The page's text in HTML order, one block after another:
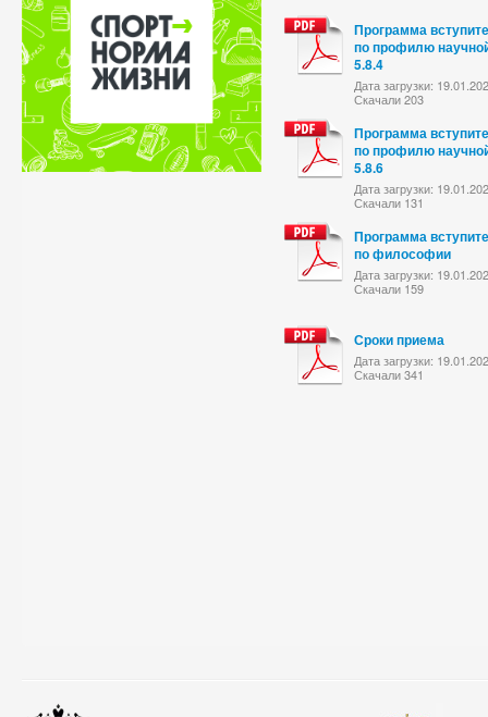
Программа
по профилю
5.8.4
Дата загрузки:
Скачали 203
Программа
по профилю
5.8.6
Дата загрузки:
Скачали 131
Программа
по философии
Дата загрузки:
Скачали 159
Сроки приема
Дата загрузки:
Скачали 341